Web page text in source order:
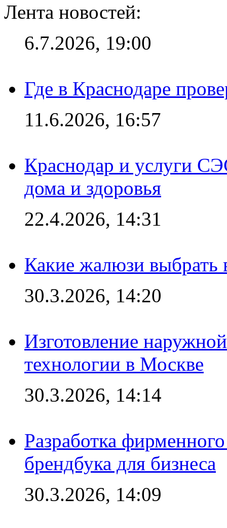
Лента новостей:
6.7.2026, 19:00
Где в Краснодаре
11.6.2026, 16:57
Краснодар и услуги
дома и здоровья
22.4.2026, 14:31
Какие жалюзи выбрать
30.3.2026, 14:20
Изготовление
технологии в Москве
30.3.2026, 14:14
Разработка
брендбука для бизнеса
30.3.2026, 14:09